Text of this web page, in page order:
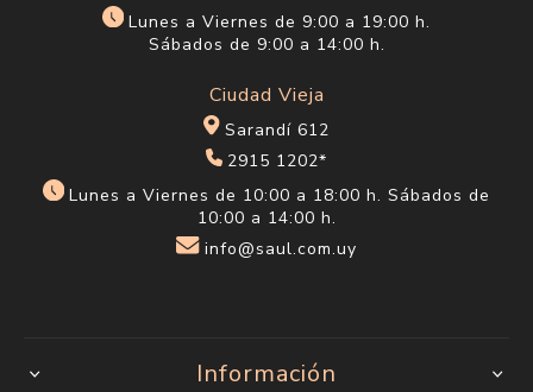
Lunes a Viernes de 9:00 a 19:00 h.
Sábados de 9:00 a 14:00 h.
Ciudad Vieja
Sarandí 612
2915 1202*
Lunes a Viernes de 10:00 a 18:00 h. Sábados de
10:00 a 14:00 h.
info@saul.com.uy
Información